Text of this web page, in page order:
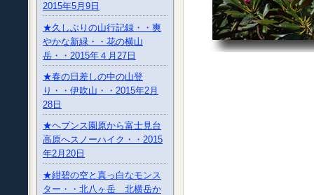
2015年5月9日
★久しぶりの山行記録・・爽
やかな新緑・・花の横山
岳・・2015年４月27日
★春の日差しの中の山登
り・・伊吹山・・2015年2月
28日
★ヘブンス園原から富士見台
高原へスノーハイク・・2015
年2月20日
★紺碧の空と真っ白なモンス
ター・・北八ヶ岳 北横岳か